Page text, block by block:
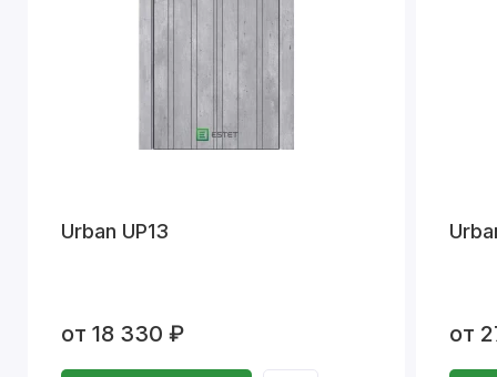
Urban UP13
от 18 330 ₽ от